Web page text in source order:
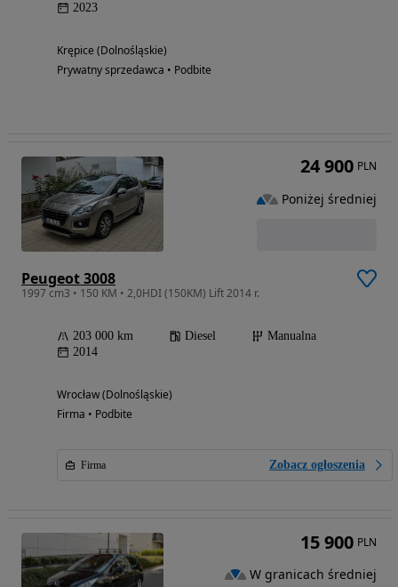
2023
Krępice (Dolnośląskie)
Prywatny sprzedawca • Podbite
Peugeot 3008
1997 cm3 • 150 KM • 2,0HDI (150KM) Lift 2014 r.
203 000 km Diesel
Manualna
2014
Wrocław (Dolnośląskie)
Firma • Podbite
Firma Zobacz ogłoszenia
24 900 PLN
Poniżej średniej
15 900 PLN
W granicach średniej